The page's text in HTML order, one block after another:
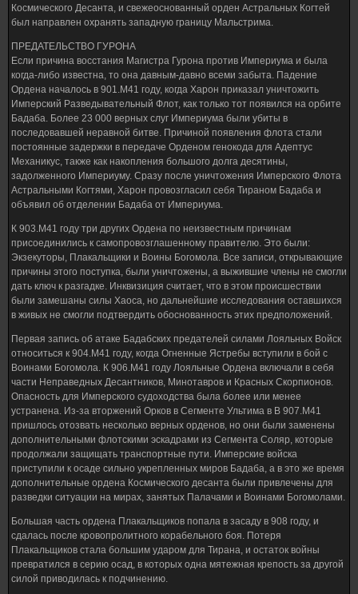
Космического Десанта, и свежеоснованный орден Астральных Когтей
был направлен охранять западную границу Мальстрима.
ПРЕДАТЕЛЬСТВО ГУРОНА
Если причина восстания Магистра Гурона против Империума и была
когда-либо известна, то она давным-давно всеми забыта. Падение
Ордена началось в 901.М41 году, когда Харон приказал уничтожить
Имперский Разведывательный Флот, как только тот появился на орбите
Бадаба. Более 23 000 верных слуг Империума были убиты в
последовавшей неравной битве. Причиной появления флота стали
постоянные задержки в передаче Орденом генокода для Адептус
Механикус, также как накопления большого долга десятины,
задолженного Империуму. Сразу после уничтожения Имперского Флота
Астральными Когтями, Харон провозгласил себя Тираном Бадаба и
объявил об отделении Бадаба от Империума.
К 903.M41 году три других Ордена по неизвестным причинам
присоединились к самопровозглашенному правителю. Это были:
Экзекуторы, Плакальщики и Воины Богомола. Все записи, открывающие
причины этого поступка, были уничтожены, а выжившие члены не смогли
дать ключ к разгадке. Инквизиция считает, что в этом происшествии
были замешаны силы Хаоса, но дальнейшие исследования оставшихся
в живых не смогли подтвердить обоснованность этих предположений.
Первая запись об атаке Бадабских предателей силами Лояльных Войск
относиться к 904.М41 году, когда Огненные Ястребы вступили в бой с
Воинами Богомола. К 906.M41 году Лояльные Ордена включали в себя
части Неправедных Десантников, Минотавров и Красных Скорпионов.
Опасность для Имперского судоходства была более или менее
устранена. Из-за вторжений Орков в Сегменте Ультима в В 907.M41
пришлось отозвать несколько верных орденов, но они были заменены
дополнительными флотскими эскадрами из Сегмента Соляр, которые
продолжали защищать транспортные пути. Имперские войска
приступили к осаде сильно укрепленных миров Бадаба, а в это же время
дополнительные ордена Космического десанта были привлечены для
разведки ситуации на мирах, занятых Палачами и Воинами Богомолами.
Большая часть ордена Плакальщиков попала в засаду в 908 году, и
сдалась после кровопролитного корабельного боя. Потеря
Плакальщиков стала большим ударом для Тирана, и остаток войны
превратился в серию осад, в которых одна мятежная крепость за другой
силой приводилась к подчинению.